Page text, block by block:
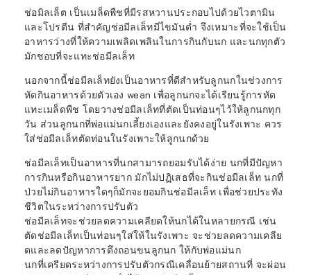
ช่อมิลเล็ต เป็นเมล็ดพืชที่มีรสหวานประกอบไปด้วยไวตามิน
และโปรตีน ที่สำคัญช่อมีลเล็ทมีไขมันต่ำ จึงเหมาะที่จะใช้เป็น
อาหารว่างที่ให้ความเพลิดเพลินในการกินกับนก และนกทุกตัว
มักชอบที่จะแทะช่อมีลเล็ท
นอกจากนี้ช่อมีลเล็ทยังเป็นอาหารที่ดีสำหรับลูกนกในช่วงการ
หัดกินอาหารด้วยตัวเอง wean เพื่อลูกนกจะได้เรียนรู้การหัด
แทะเมล็ดพืช โดยวางช่อมีลเล็ทที่ตัดเป็นท่อนๆไว้ให้ลูกนกทุก
วัน ส่วนลูกนกที่พ่อแม่นกเลี้ยงเองและยังคงอยู่ในรังเพาะ ควร
ใส่ช่อมีลเล็ทตัดท่อนในรังเพาะให้ลูกนกด้วย
ช่อมีลเล็ทเป็นอาหารที่นกสามารถยอมรับได้ง่าย นกที่มีปัญหา
การกินหรือกินอาหารยาก มักไม่ปฏิเสธที่จะกินช่อมีลเล็ท นกที่
ป่วยไม่กินอาหารใดๆก็มักจะยอมกินช่อมีลเล็ท เพื่อช่วยประทัง
ชีวิตในระหว่างการปรับตัว
ช่อมีลเล็ทจะช่วยลดความเคลียดให้นกได้ในหลายกรณี เช่น
ตัดช่อมีลเล็ทเป็นท่อนๆใส่ให้ในรังเพาะ จะช่วยลดความเคลีย
ดและลดปัญหาการดึงถอนขนลูกนก ให้กับพ่อแม่นก
นกที่เครียดระหว่างการปรับตัวกรณีเคลื่อนย้ายสถานที่ จะผ่อน